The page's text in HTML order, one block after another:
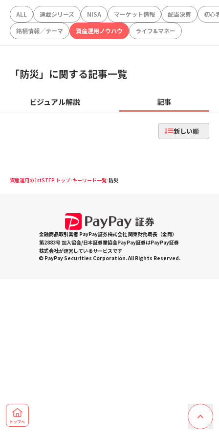
ALL 連載シリーズ NISA マーケット情報 配当決算
初心
銘柄情報／テーマ
資産運用ノウハウ ライフ&マネー
「防災」に関する記事一覧
ビジュアル解説 記事
新しい順
資産運用の1stSTEP トップ キーワード一覧 防災
金融商品取引業者 PayPay証券株式会社 関東財務局長（金商）
第2883号 加入協会/日本証券業協会PayPay証券はPayPay証券
株式会社が運営しているサービスです
© PayPay Securities Corporation. All Rights Reserved.